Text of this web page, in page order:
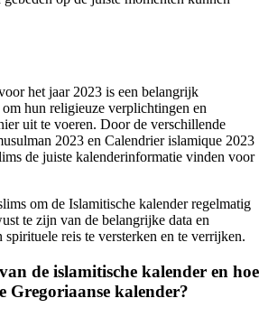
het jaar 2023 is een belangrijk
hun religieuze verplichtingen en
uit te voeren. Door de verschillende
2023 en Calendrier islamique 2023
de juiste kalenderinformatie vinden voor
om de Islamitische kalender regelmatig
te zijn van de belangrijke data en
spirituele reis te versterken en te verrijken.
de islamitische kalender en hoe
Gregoriaanse kalender?